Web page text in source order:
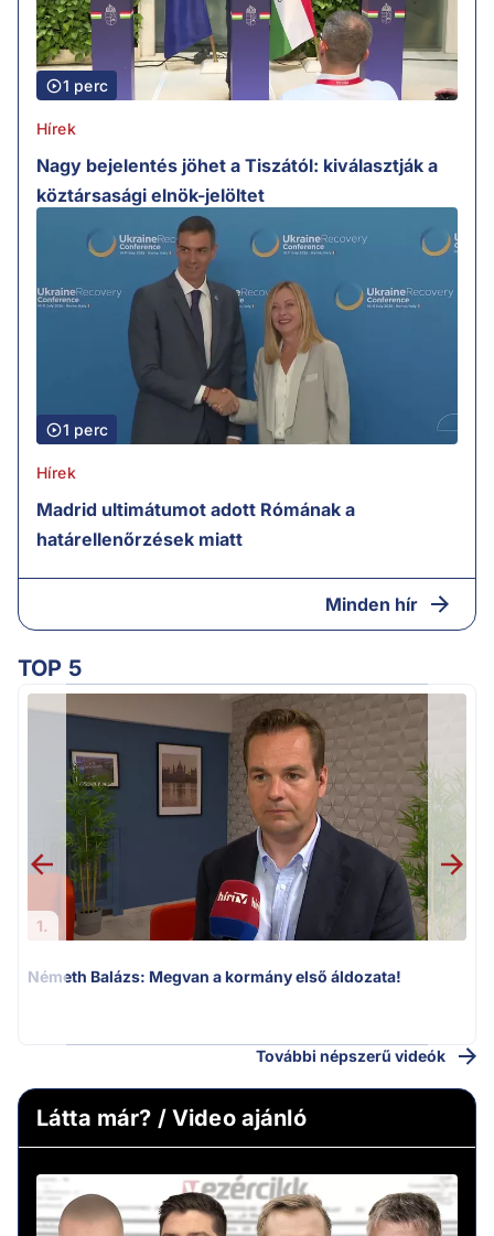
1 perc
Hírek
Nagy bejelentés jöhet a Tiszától: kiválasztják a
köztársasági elnök-jelöltet
1 perc
Hírek
Madrid ultimátumot adott Rómának a
határellenőrzések miatt
Minden hír
TOP 5
1.
Németh Balázs: Megvan a kormány első áldozata!
További népszerű videók
Látta már? / Video ajánló